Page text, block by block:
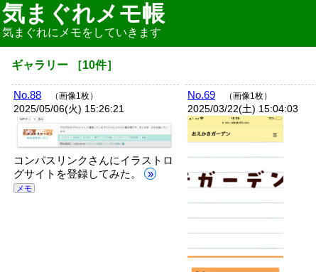
気まぐれメモ帳
気まぐれにメモをしていきます
ギャラリー ［10件］
No.88 （画像1枚）
2025/05/06(火) 15:26:21
コンパスリンクさんにイラストロ
グサイトを登録してみた。 »
メモ
No.69 （画像1枚）
2025/03/22(土) 15:04:03